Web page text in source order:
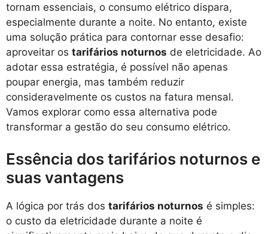
tornam essenciais, o consumo elétrico dispara,
especialmente durante a noite. No entanto, existe
uma solução prática para contornar esse desafio:
aproveitar os tarifários noturnos de eletricidade. Ao
adotar essa estratégia, é possível não apenas
poupar energia, mas também reduzir
consideravelmente os custos na fatura mensal.
Vamos explorar como essa alternativa pode
transformar a gestão do seu consumo elétrico.
Essência dos tarifários noturnos e
suas vantagens
A lógica por trás dos tarifários noturnos é simples:
o custo da eletricidade durante a noite é